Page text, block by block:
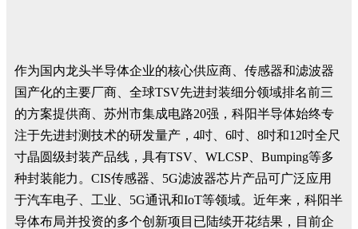
作为国内龙头半导体企业的核心供应商、传感器和滤波器
国产化的主要厂商、全球TSV先进封装细分领域排名前三
的方案提供商、苏州市集成电路20强，科阳半导体始终专
注于先进封测技术的研发量产，4吋、6吋、8吋和12吋全尺
寸晶圆级封装产品线，具有TSV、WLCSP、Bumping等多
种封装能力。CIS传感器、5G滤波器芯片产品可广泛应用
于汽车电子、工业、5G通讯和IoT等领域。近年来，科阳半
导体布局并投资的多个创新项目已陆续开花结果，目前企